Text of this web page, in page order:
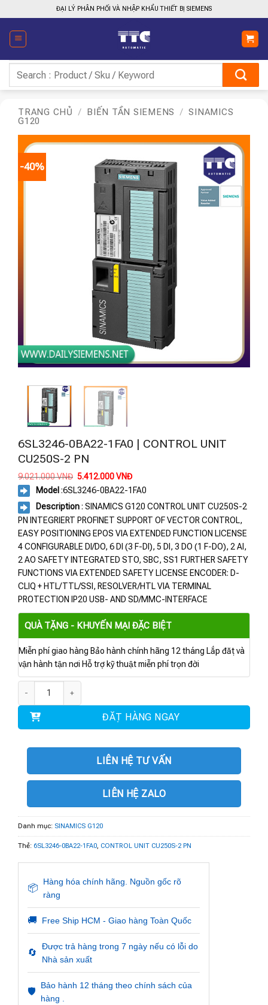
qua
nội
dung
ĐẠI LÝ PHÂN PHỐI VÀ NHẬP KHẨU THIẾT BỊ SIEMENS
kiếm:
TRANG CHỦ / BIẾN TẦN SIEMENS / SINAMICS
G120
-40%
6SL3246-0BA22-1FA0 | CONTROL UNIT
CU250S-2 PN
9.021.000VNĐ Giá
là:
9.021.000 VNĐ.
5.412.000VNĐGiá
tại
là:
5.412.000 VNĐ.
Model :6SL3246-0BA22-1FA0
Description: SINAMICS G120 CONTROL UNIT CU250S-2
PN INTEGRIERT PROFINET SUPPORT OF VECTOR CONTROL,
EASY POSITIONING EPOS VIA EXTENDED FUNCTION LICENSE
4 CONFIGURABLE DI/DO, 6 DI (3 F-DI), 5 DI, 3 DO (1 F-DO), 2 AI,
2 AO SAFETY INTEGRATED STO, SBC, SS1 FURTHER SAFETY
FUNCTIONS VIA EXTENDED SAFETY LICENSE ENCODER: D-
CLIQ + HTL/TTL/SSI, RESOLVER/HTL VIA TERMINAL
PROTECTION IP20 USB- AND SD/MMC-INTERFACE
QUÀ TẶNG - KHUYẾN MẠI ĐẶC BIỆT
Miễn phí giao hàng Bảo hành chính hãng 12 tháng Lắp đặt và
vận hành tận nơi Hỗ trợ kỹ thuật miễn phí trọn đời
ĐẶT HÀNG NGAY
LIÊN HỆ TƯ VẤN
LIÊN HỆ ZALO
Danh mục: SINAMICS G120
Thẻ: 6SL3246-0BA22-1FA0, CONTROL UNIT CU250S-2 PN
📦
Hàng hóa chính hãng. Nguồn gốc rõ
ràng
🚚 Free Ship HCM - Giao hàng Toàn Quốc
🔄
Được trả hàng trong 7 ngày nếu có lỗi do
Nhà sản xuất
🛡️
Bảo hành 12 tháng theo chính sách của
hàng .